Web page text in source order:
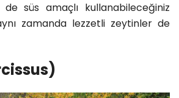
süs amaçlı kullanabileceğiniz
zamanda lezzetli zeytinler de